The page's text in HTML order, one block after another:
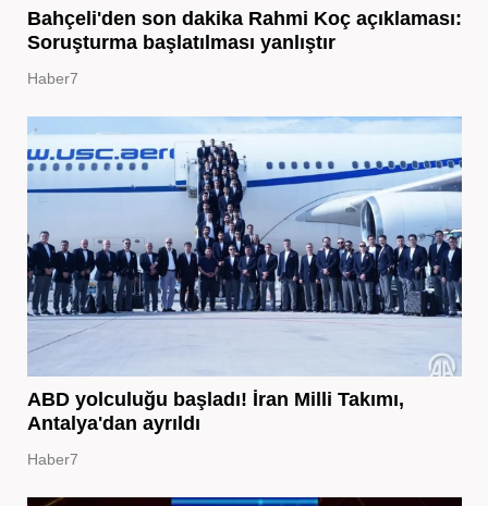
Bahçeli'den son dakika Rahmi Koç açıklaması:
Soruşturma başlatılması yanlıştır
Haber7
ABD yolculuğu başladı! İran Milli Takımı,
Antalya'dan ayrıldı
Haber7